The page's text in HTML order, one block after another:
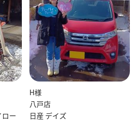
ー
H様
八戸店
日産 デイズ